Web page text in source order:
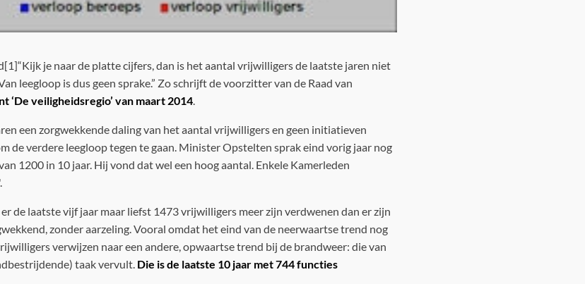
“Kijk je naar de platte cijfers, dan is het aantal vrijwilligers de laatste jaren niet
leegloop is dus geen sprake.” Zo schrijft de voorzitter van de Raad van
‘De veiligheidsregio’ van maart 2014.
een zorgwekkende daling van het aantal vrijwilligers en geen initiatieven
de verdere leegloop tegen te gaan. Minister Opstelten sprak eind vorig jaar nog
1200 in 10 jaar. Hij vond dat wel een hoog aantal. Enkele Kamerleden
de laatste vijf jaar maar liefst 1473 vrijwilligers meer zijn verdwenen dan er zijn
zonder aarzeling. Vooral omdat het eind van de neerwaartse trend nog
verwijzen naar een andere, opwaartse trend bij de brandweer: die van
taak vervult. Die is de laatste 10 jaar met 744 functies